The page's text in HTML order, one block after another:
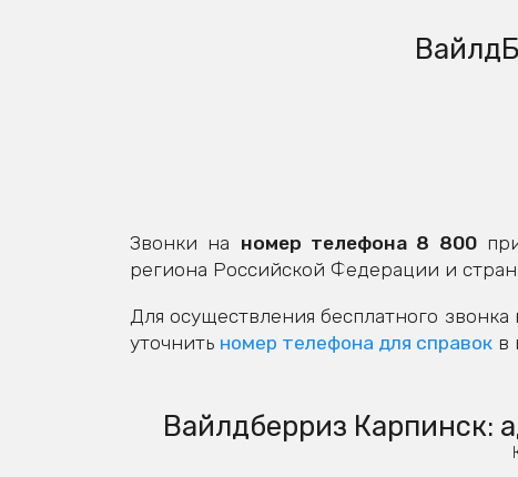
Звонки на номер телефона 8 800
региона Российской Федерации и
Для осуществления бесплатного
уточнить номер телефона для справок в
Вайлдберриз Карпинск: